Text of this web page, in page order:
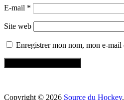
E-mail *
Site web
Enregistrer mon nom, mon e-
Copyright © 2026 Source du Hockey